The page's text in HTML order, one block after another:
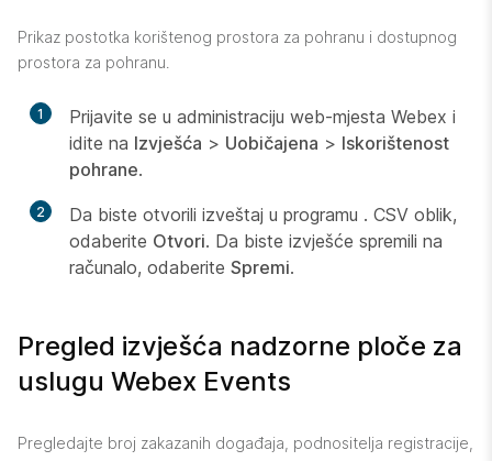
Prikaz postotka korištenog prostora za pohranu i dostupnog
prostora za pohranu.
1
Prijavite se u administraciju web-mjesta Webex i
idite na Izvješća > Uobičajena > Iskorištenost
pohrane.
2
Da biste otvorili izveštaj u programu . CSV oblik,
odaberite Otvori. Da biste izvješće spremili na
računalo, odaberite Spremi.
Pregled izvješća nadzorne ploče za
uslugu Webex Events
Pregledajte broj zakazanih događaja, podnositelja registracije,